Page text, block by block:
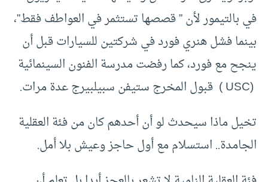
في بالتيمور لأن ” قصصها تستثمر في العواطف فقط”،
بينما فشل هنري فورد في شركتين للسيارات قبل أن
ينجح مع فورد، كما رفضت مدرسة الفنون السينمائية
(USC ) قبول المخرج ستيفن سبيلبيرج عدة مرات.
تخيل ماذا سيحدث لو أن أحدهم كان من فئة العقلية
الجامدة.. استسلام مع أول حاجز وعيش بلا أمل.